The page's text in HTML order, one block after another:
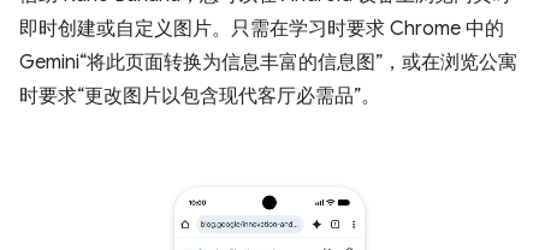
即时创建或自定义图片。只需在学习时要求 Chrome 中的
Gemini“将此页面转换为信息丰富的信息图”，或在浏览公寓
时要求“更改图片以包含现代客厅必需品”。